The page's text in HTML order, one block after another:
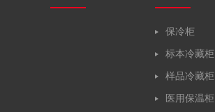
保冷柜
标本冷藏柜
样品冷藏柜
医用保温柜